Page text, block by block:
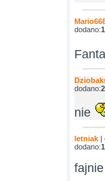
dodano:
dodano:
nie
letniak |
dodano: